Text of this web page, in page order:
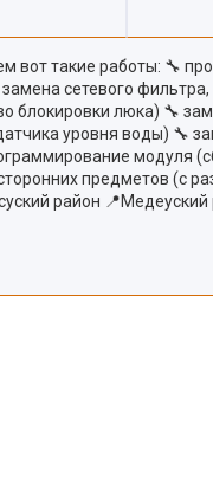
такие работы: 🔧
сетевого
люка) 🔧
уровня воды) 🔧
модуля
предметов (с
район